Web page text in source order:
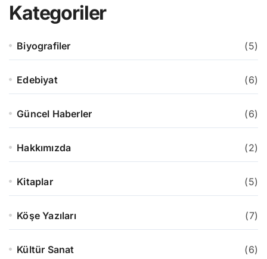
Kategoriler
Biyografiler (5)
Edebiyat (6)
Güncel Haberler (6)
Hakkımızda (2)
Kitaplar (5)
Köşe Yazıları (7)
Kültür Sanat (6)